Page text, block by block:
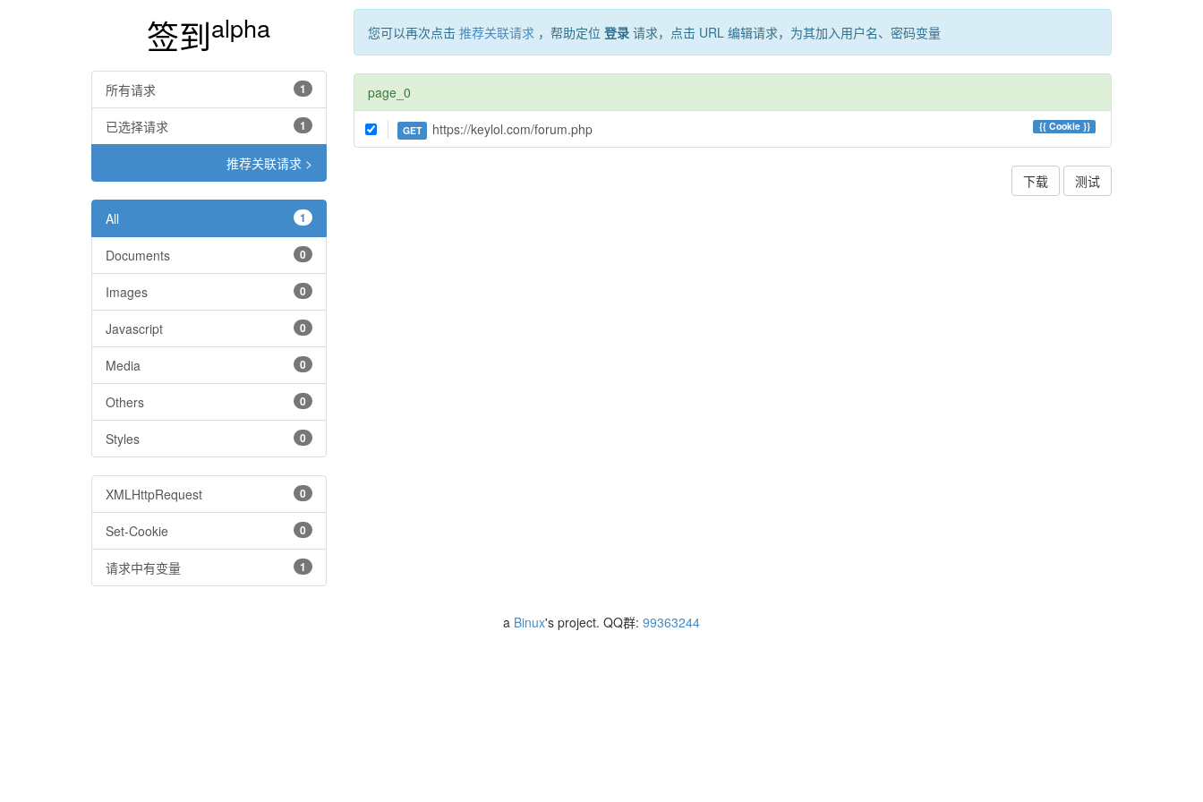
签到alpha
1
所有请求
1
已选择请求
推荐关联请求 >
1
All
0
Documents
0
Images
0
Javascript
0
Media
0
Others
0
Styles
0
XMLHttpRequest
0
Set-Cookie
1
请求中有变量
您可以再次点击 推荐关联请求，帮助定位 登录请求，点击 URL 编辑请求，为其加入用户名、密码变量
page_0
{{ Cookie}}
GET https://keylol.com/forum.php
下载 测试
a Binux's project. QQ群: 99363244